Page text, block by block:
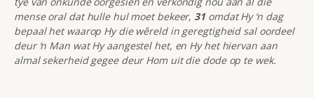
mense oral dat hulle hul moet bekeer,31omdat Hy ‘n dag
bepaal het waarop Hy die wêreld in geregtigheid sal oordeel
deur ‘n Man wat Hy aangestel het, en Hy het hiervan aan
almal sekerheid gegee deur Hom uit die dode op te wek.